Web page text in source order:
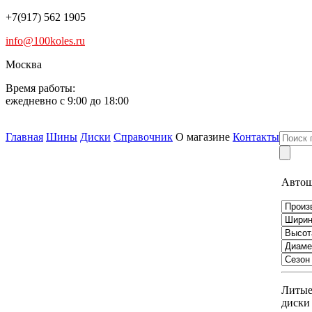
+7(917) 562 1905
info@100koles.ru
Москва
Время работы:
ежедневно с 9:00 до 18:00
Главная Шины Диски Справочник О магазине Контакты
Литые
диски